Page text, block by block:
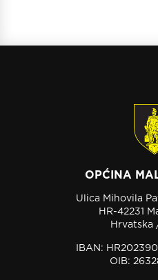
OPĆINA
Ulica Mihovila
HR-42231
Hrvatska
IBAN:
OIB: